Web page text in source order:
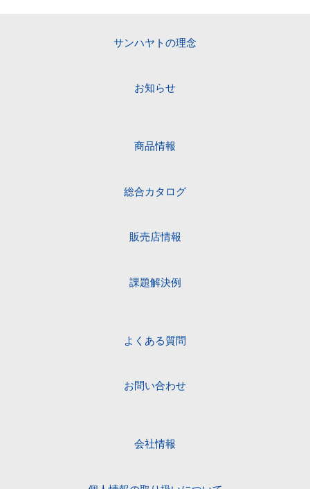
サンハヤトの理念
お知らせ
商品情報
総合カタログ
販売店情報
課題解決例
よくある質問
お問い合わせ
会社情報